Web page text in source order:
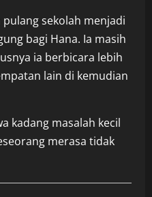
sekolah menjadi
bagi Hana. Ia masih
ia berbicara lebih
lain di kemudian
kadang masalah kecil
merasa tidak